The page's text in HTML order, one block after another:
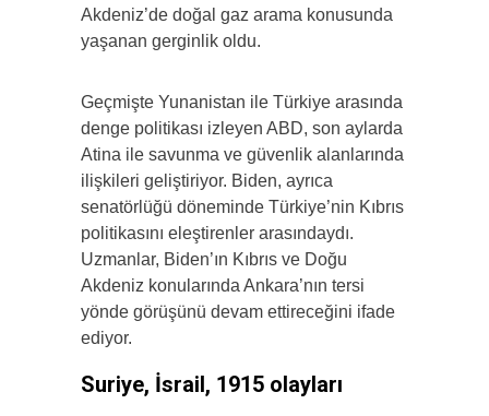
Akdeniz’de doğal gaz arama konusunda
yaşanan gerginlik oldu.
Geçmişte Yunanistan ile Türkiye arasında
denge politikası izleyen ABD, son aylarda
Atina ile savunma ve güvenlik alanlarında
ilişkileri geliştiriyor. Biden, ayrıca
senatörlüğü döneminde Türkiye’nin Kıbrıs
politikasını eleştirenler arasındaydı.
Uzmanlar, Biden’ın Kıbrıs ve Doğu
Akdeniz konularında Ankara’nın tersi
yönde görüşünü devam ettireceğini ifade
ediyor.
Suriye, İsrail, 1915 olayları